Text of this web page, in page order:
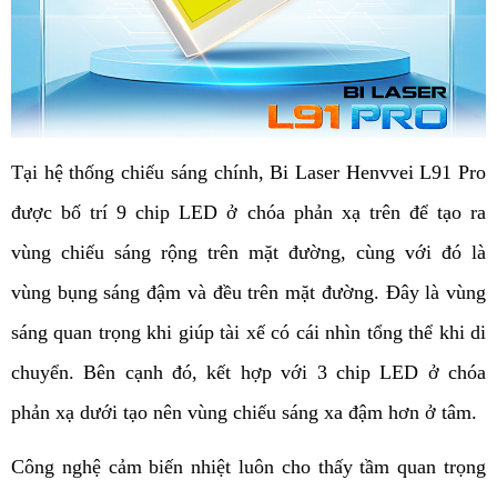
Tại hệ thống chiếu sáng chính, Bi Laser Henvvei L91 Pro
được bố trí 9 chip LED ở chóa phản xạ trên để tạo ra
vùng chiếu sáng rộng trên mặt đường, cùng với đó là
vùng bụng sáng đậm và đều trên mặt đường. Đây là vùng
sáng quan trọng khi giúp tài xế có cái nhìn tổng thể khi di
chuyển. Bên cạnh đó, kết hợp với 3 chip LED ở chóa
phản xạ dưới tạo nên vùng chiếu sáng xa đậm hơn ở tâm.
Công nghệ cảm biến nhiệt luôn cho thấy tầm quan trọng